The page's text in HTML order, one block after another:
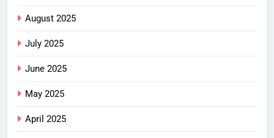
August 2025
July 2025
June 2025
May 2025
April 2025